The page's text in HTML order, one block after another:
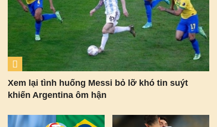
Xem lại tình huống Messi bỏ lỡ khó tin suýt
khiến Argentina ôm hận